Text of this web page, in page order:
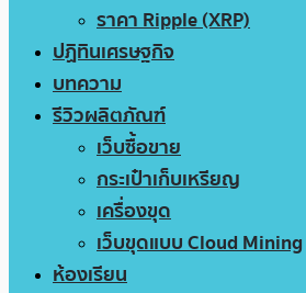
ราคา Ripple (XRP)
ปฏิทินเศรษฐกิจ
บทความ
รีวิวผลิตภัณฑ์
เว็บซื้อขาย
กระเป๋าเก็บเหรียญ
เครื่องขุด
เว็บขุดแบบ Cloud Mining
ห้องเรียน